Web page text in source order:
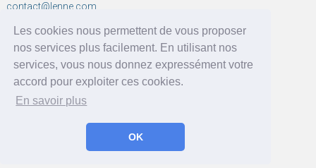
Les cookies nous permettent de vous proposer
nos services plus facilement. En utilisant nos
services, vous nous donnez expressément votre
accord pour exploiter ces cookies.
En savoir plus
OK
contact@lenne.com
Adresse
SOCIÉTÉ NOUVELLE A&G LENNE
41, rue Voltaire
80570 Dargnies - France